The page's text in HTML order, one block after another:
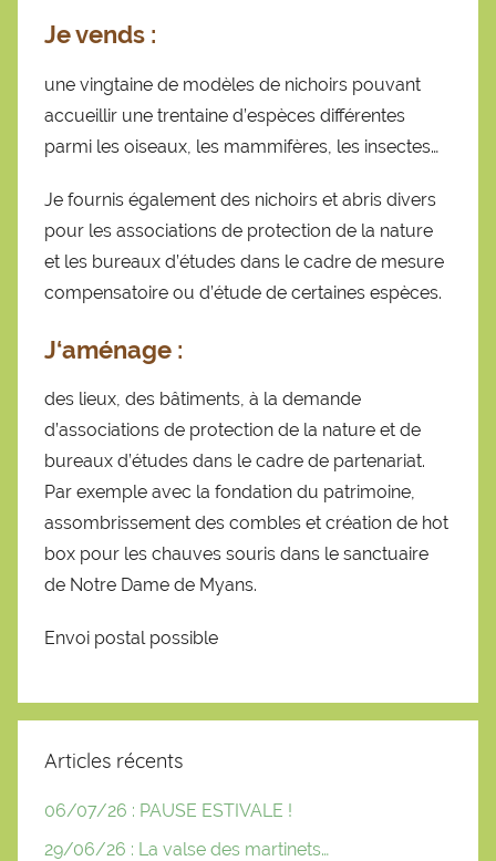
Je vends :
une vingtaine de modèles de nichoirs pouvant
accueillir une trentaine d’espèces différentes
parmi les oiseaux, les mammifères, les insectes…
Je fournis également des nichoirs et abris divers
pour les associations de protection de la nature
et les bureaux d’études dans le cadre de mesure
compensatoire ou d’étude de certaines espèces.
J‘aménage :
des lieux, des bâtiments, à la demande
d’associations de protection de la nature et de
bureaux d’études dans le cadre de partenariat.
Par exemple avec la fondation du patrimoine,
assombrissement des combles et création de hot
box pour les chauves souris dans le sanctuaire
de Notre Dame de Myans.
Envoi postal possible
Articles récents
06/07/26 : PAUSE ESTIVALE !
29/06/26 : La valse des martinets…